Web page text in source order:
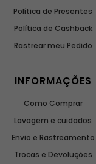
Política de Presentes
Política de Cashback
Rastrear meu Pedido
INFORMAÇÕES
Como Comprar
Lavagem e cuidados
Envio e Rastreamento
Trocas e Devoluções